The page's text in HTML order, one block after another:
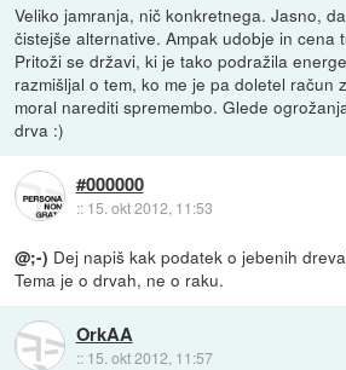
Veliko jamranja, nič konkretnega. Jasno,
čistejše alternative. Ampak udobje in cena
Pritoži se državi, ki je tako podražila
razmišljal o tem, ko me je pa doletel račun
moral narediti spremembo. Glede
drva :)
#000000
:: 15. okt 2012, 11:53
@;-) Dej napiš kak podatek o jebenih
Tema je o drvah, ne o raku.
OrkAA
:: 15. okt 2012, 11:57